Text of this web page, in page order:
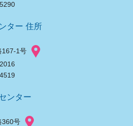
ター 住所
167-1号
ンター
360号